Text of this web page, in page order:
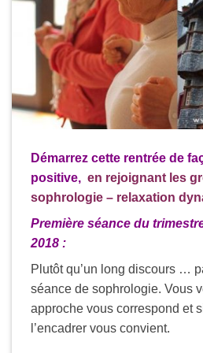
Démarrez cette rentrée de
positive, en rejoignant les
sophrologie – relaxation
Première séance du
2018 :
Plutôt qu’un long discours …
séance de sophrologie. Vous
approche vous correspond et
l’encadrer vous convient.